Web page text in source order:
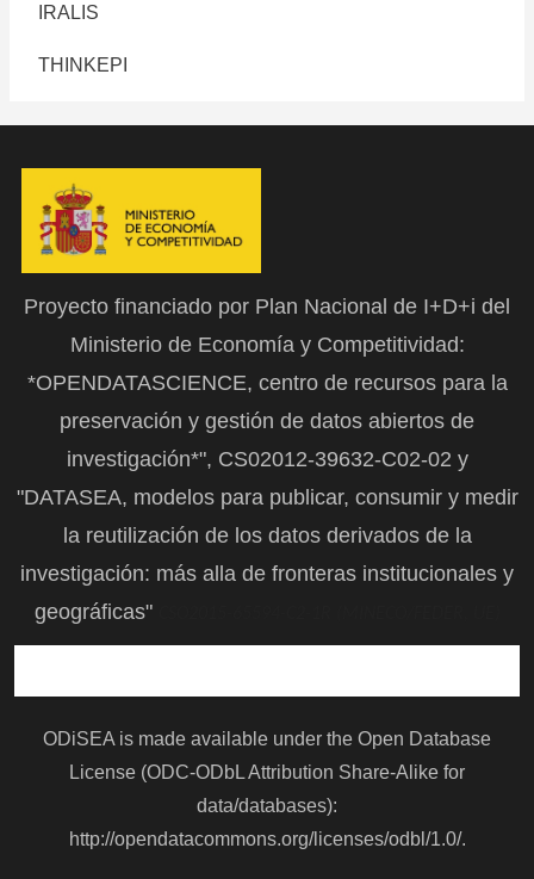
IRALIS
THINKEPI
Proyecto financiado por Plan Nacional de I+D+i del
Ministerio de Economía y Competitividad:
*OPENDATASCIENCE, centro de recursos para la
preservación y gestión de datos abiertos de
investigación*", CS02012-39632-C02-02 y
"DATASEA, modelos para publicar, consumir y medir
la reutilización de los datos derivados de la
investigación: más alla de fronteras institucionales y
geográficas"
ODiSEA is made available under the Open Database
License (ODC-ODbL Attribution Share-Alike for
data/databases):
http://opendatacommons.org/licenses/odbl/1.0/.